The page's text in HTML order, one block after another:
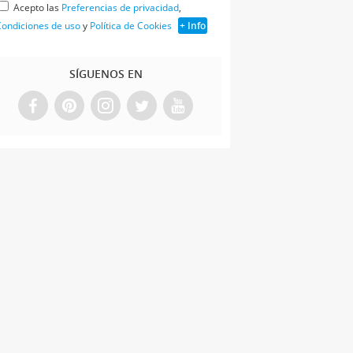
Acepto las Preferencias de privacidad,
de usoy Política de Cookies + Info
SÍGUENOS EN